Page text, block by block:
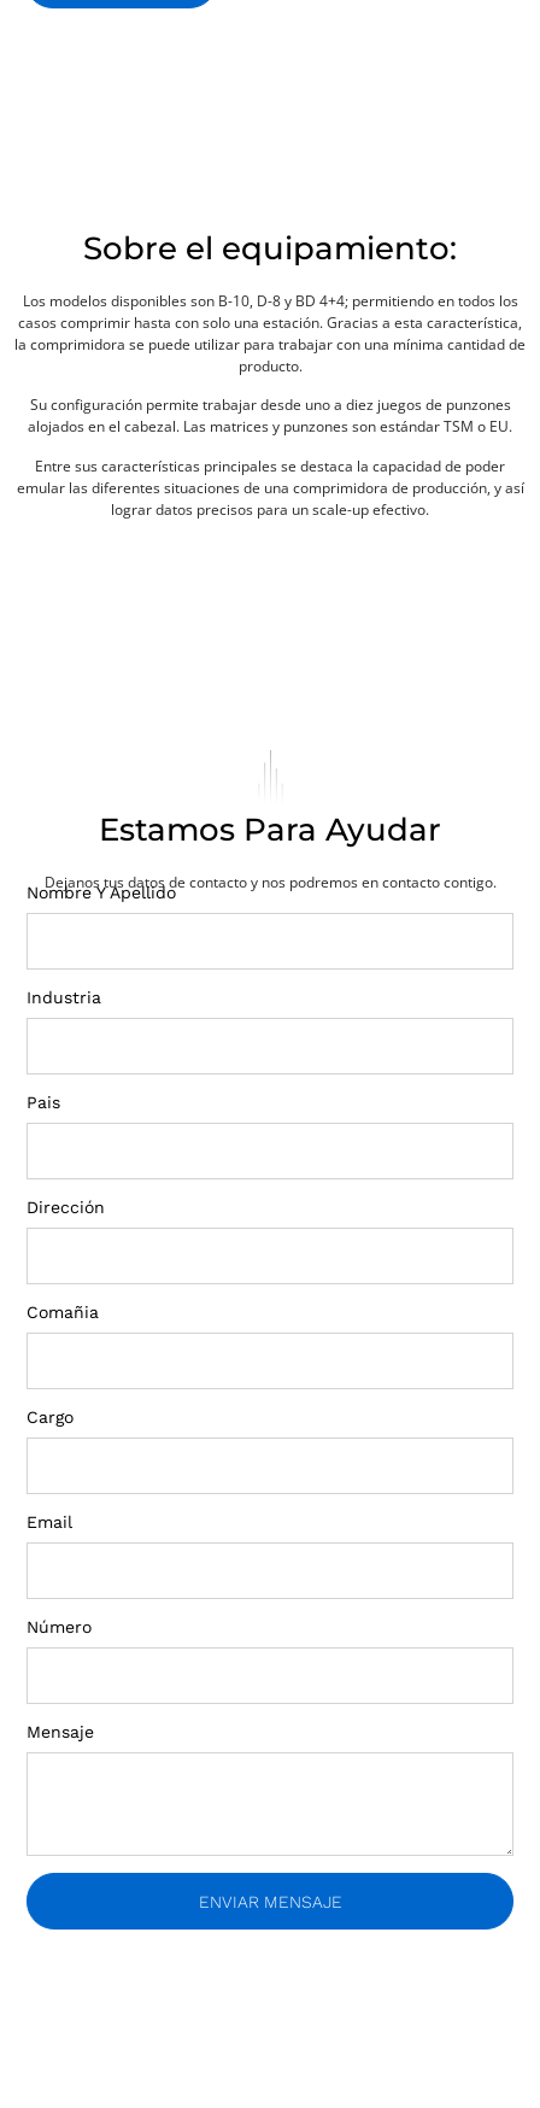
Sobre el equipamiento:
Los modelos disponibles son B-10, D-8 y BD 4+4; permitiendo en todos los
casos comprimir hasta con solo una estación. Gracias a esta característica,
la comprimidora se puede utilizar para trabajar con una mínima cantidad de
producto.
Su configuración permite trabajar desde uno a diez juegos de punzones
alojados en el cabezal. Las matrices y punzones son estándar TSM o EU.
Entre sus características principales se destaca la capacidad de poder
emular las diferentes situaciones de una comprimidora de producción, y así
lograr datos precisos para un scale-up efectivo.
Estamos Para Ayudar
Dejanos tus datos de contacto y nos podremos en contacto contigo.
Nombre Y Apellido
Industria
Pais
Dirección
Comañia
Cargo
Email
Número
Mensaje
ENVIAR MENSAJE